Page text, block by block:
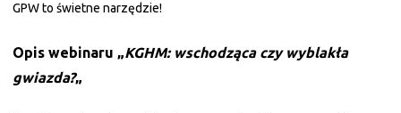
GPW to świetne narzędzie!
Opis webinaru „KGHM: wschodząca czy wyblakła
gwiazda?„